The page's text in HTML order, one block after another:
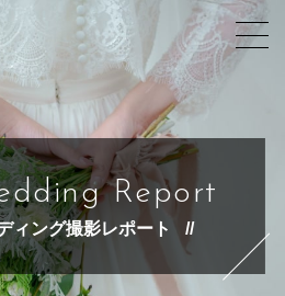
Report
ィング撮影レポート